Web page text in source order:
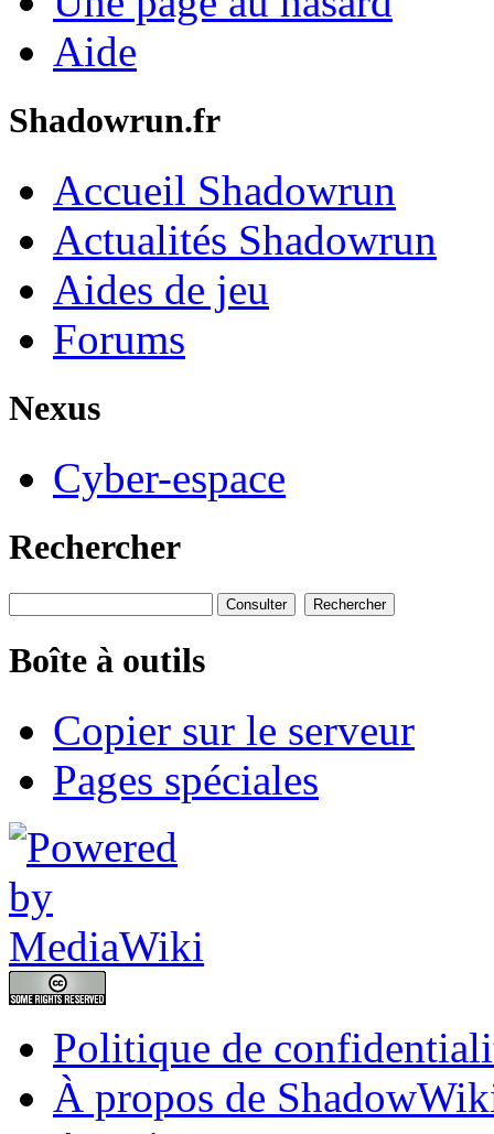
Aide
Shadowrun.fr
Accueil Shadowrun
Actualités Shadowrun
Aides de jeu
Forums
Nexus
Cyber-espace
Rechercher
Boîte à outils
Copier sur le serveur
Pages spéciales
Politique de
À propos de